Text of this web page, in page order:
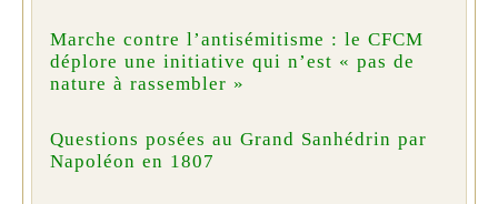
Marche contre l’antisémitisme : le CFCM
déplore une initiative qui n’est « pas de
nature à rassembler »
Questions posées au Grand Sanhédrin par
Napoléon en 1807